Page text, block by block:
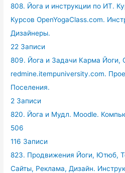
808. Йога и инструкции по ИТ.
Курсов OpenYogaClass.com.
Дизайнеры.
22 Записи
809. Йога и Задачи Карма Йоги,
redmine.itempuniversity.com.
Поселения.
2 Записи
820. Йога и Мудл. Moodle.
506
116 Записи
823. Продвижения Йоги, Ютюб,
Сайты, Реклама, Дизайн.